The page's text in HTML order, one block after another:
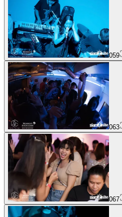
059
063
067